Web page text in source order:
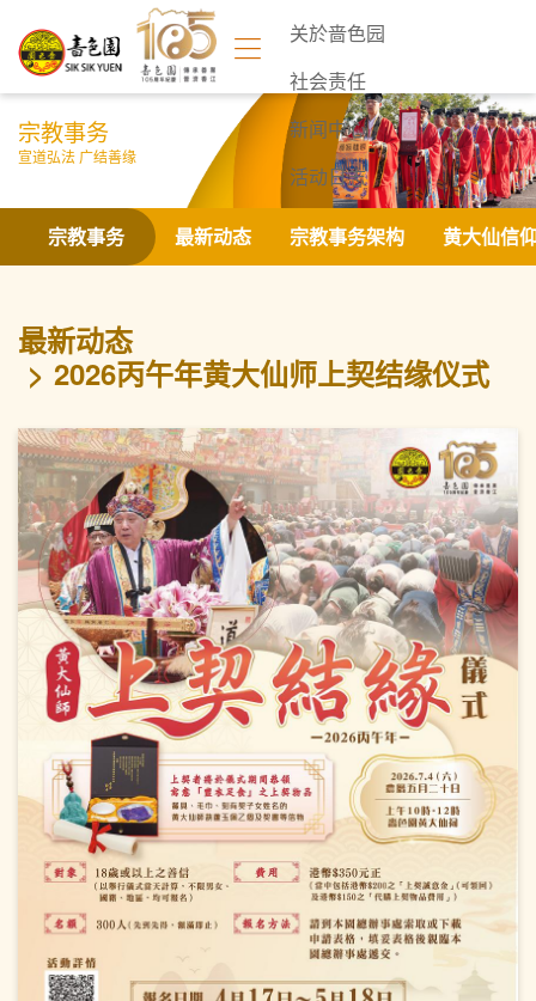
关於啬色园
社会责任
新闻中心
活动日志
联络我们
宗教事务
宣道弘法 广结善缘
宗教事务 最新动态 宗教事务架构 黄大仙信
最新动态
2026丙午年黄大仙师上契结缘仪式